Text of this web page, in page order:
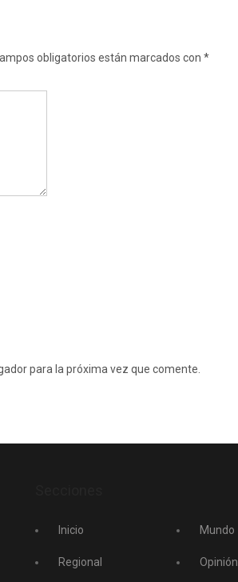
obligatorios están marcados con *
para la próxima vez que comente.
Inicio
Regional
Mundo
Opinión